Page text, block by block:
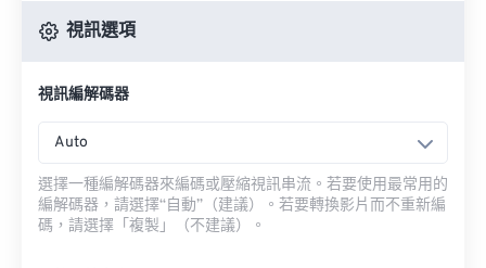
視訊選項
視訊編解碼器
Auto
選擇一種編解碼器來編碼或壓縮視訊串流。若要使用最常用的
編解碼器，請選擇“自動”（建議）。若要轉換影片而不重新編
碼，請選擇「複製」（不建議）。